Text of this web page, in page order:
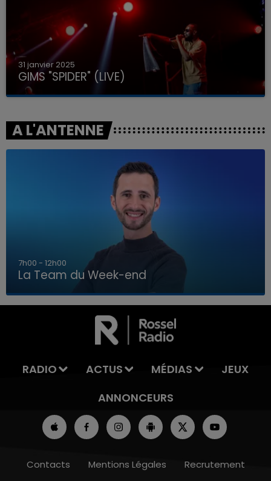
LA TEAM DU WEEK-END
31 janvier 2025
GIMS "SPIDER" (LIVE)
A L'ANTENNE
16h00 - 20h00
La Team du Week-end
RADIO ACTUS MÉDIAS
JEUX
ANNONCEURS
Contacts Mentions Légales Recrutement